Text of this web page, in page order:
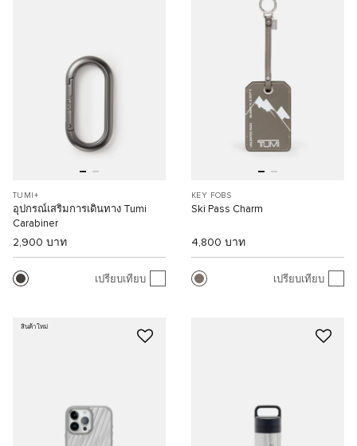
TUMI+
อุปกรณ์เสริมการเดินทาง Tumi
Carabiner
2,900 บาท
เปรียบเทียบ
KEY FOBS
Ski Pass Charm
4,800 บาท
เปรียบเทียบ
สินค้าใหม่